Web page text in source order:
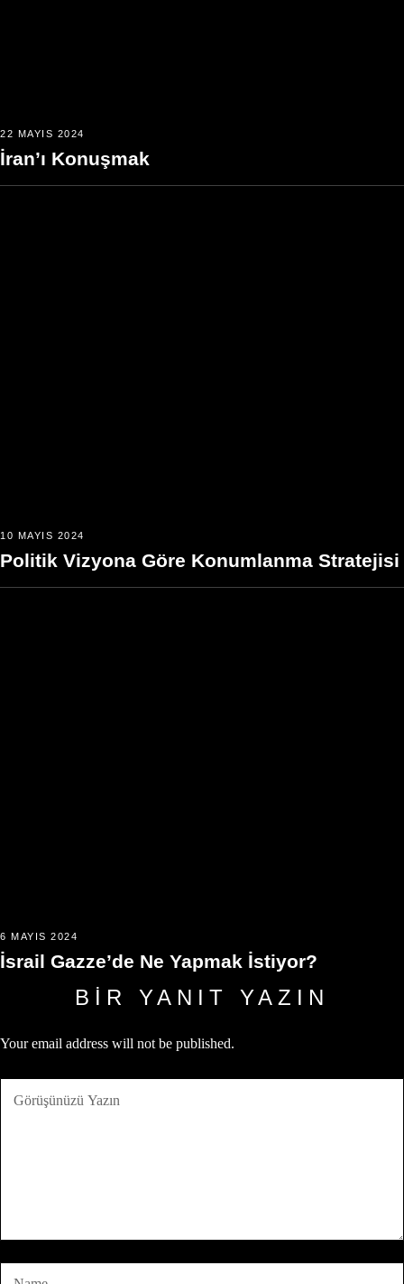
22 MAYIS 2024
İran’ı Konuşmak
10 MAYIS 2024
Politik Vizyona Göre Konumlanma Stratejisi
6 MAYIS 2024
İsrail Gazze’de Ne Yapmak İstiyor?
BIR YANIT YAZIN
Your email address will not be published.